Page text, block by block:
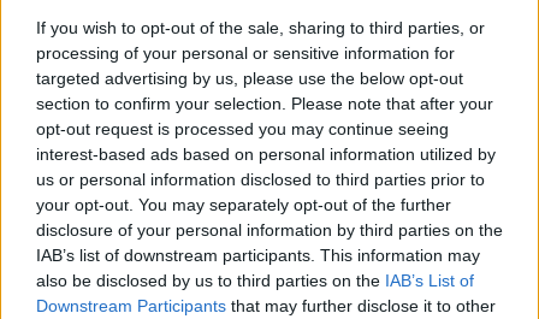
If you wish to opt-out of the sale, sharing to third parties, or
processing of your personal or sensitive information for
targeted advertising by us, please use the below opt-out
section to confirm your selection. Please note that after your
opt-out request is processed you may continue seeing
interest-based ads based on personal information utilized by
us or personal information disclosed to third parties prior to
your opt-out. You may separately opt-out of the further
disclosure of your personal information by third parties on the
IAB’s list of downstream participants. This information may
also be disclosed by us to third parties on the IAB’s List of
Downstream Participants that may further disclose it to other
térkép" megdöbbentően…
A visszakapott város II: Károly körút
aesculus•2011. július 01.
Gyepszőnyeg, villamos, kockafák... a kép tényleg
Budapesten készült. Az elmúlt hónapokban újabb
"teret" kaptak vissza a budapestiek: a már korábban
bemutatott Március 15-e tér után fokozatosan
elkészült a Károly körút is. A munkát az egyik